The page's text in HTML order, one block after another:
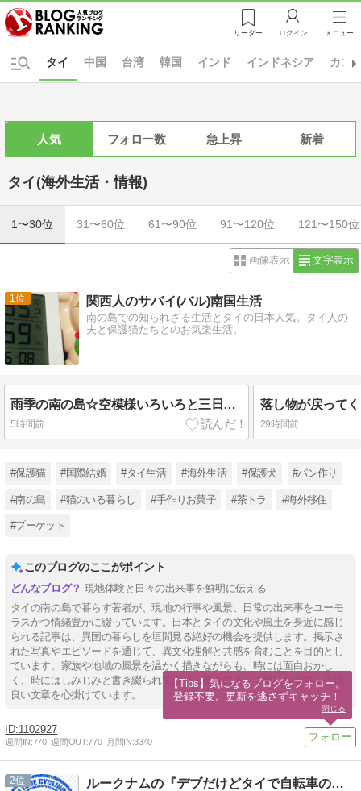
リーダー ログイン メニュー
中国 台湾 韓国 インド インドネシア カン
タイ
人気 フォロー数 急上昇 新着
タイ(海外生活・情報)
1〜30位 31〜60位 61〜90位 91〜120位 121〜150位
画像表示 文字表示
1 関西人のサバイ(バル)南国生活
南の島での知られざる生活とタイの日本人気。タイ人の
夫と保護猫たちとのお気楽生活。
雨季の南の島☆空模様いろいろと三日月など
5時間前 29時間前
#保護猫 #国際結婚 #タイ生活 #海外生活 #保護犬 #パン作り
#南の島 #猫のいる暮らし #手作りお菓子 #茶トラ #海外移住
#プーケット
このブログのここがポイント
現地体験と日々の出来事を鮮明に伝える
タイの南の島で暮らす著者が、現地の行事や風景、日常の出来事をユーモ
ラスかつ情緒豊かに綴っています。日本とタイの文化や風土を身近に感じ
られる記事は、異国の暮らしを垣間見る絶好の機会を提供します。掲示さ
れた写真やエピソードを通じて、異文化理解と共感を育むことを目的とし
ています。家族や地域の風景を温かく描きながらも、時には面白おかし
く、時にはしみじみと書き綴られており、読者にとって親しみやすく心地
良い文章を心掛けています。
1102927
週間IN:770 週間OUT:770 月間IN:3340
2 ルークナムの『デブだけどタイで自転車のってます。』
【Tips】気になるブログをフォロー。
登録不要。更新を逃さずキャッチ！
閉じる